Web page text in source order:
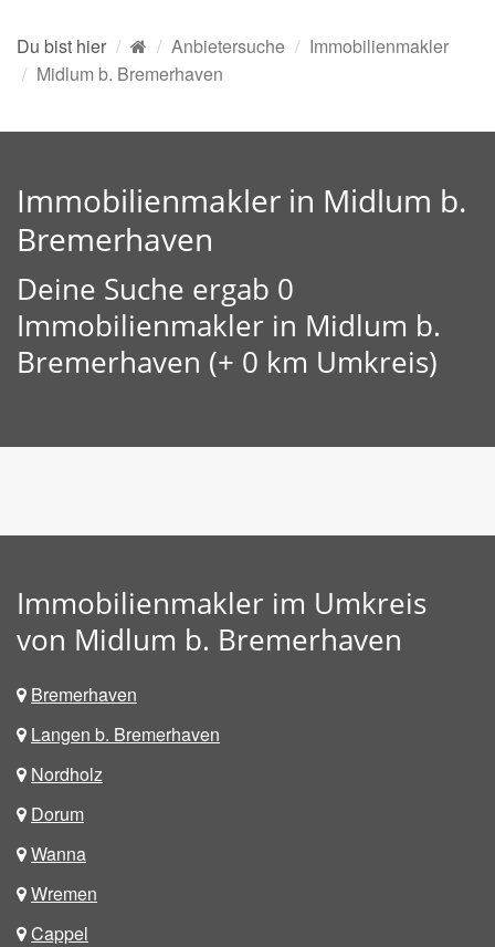
Du bist hier Anbietersuche
Immobilienmakler
Midlum b. Bremerhaven
Immobilienmakler in Midlum b.
Bremerhaven
Deine Suche ergab 0
Immobilienmakler in Midlum b.
Bremerhaven (+ 0 km Umkreis)
Immobilienmakler im Umkreis
von Midlum b. Bremerhaven
Bremerhaven
Langen b. Bremerhaven
Nordholz
Dorum
Wanna
Wremen
Cappel